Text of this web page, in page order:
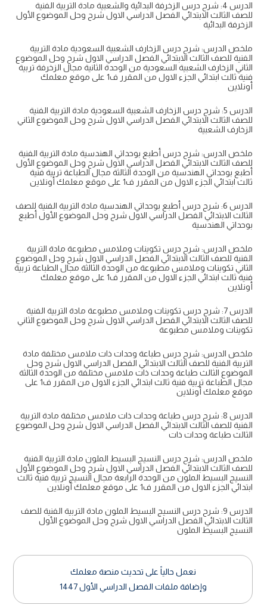
الدرس 4: شرح درس الزخرفة البدائية والشعبية مادة التربية الفنية
للصف الثالث الابتدائي الفصل الدراسي الاول شرح وحل الموضوع الأول
الزخرفة البدائية
ملخص الدرس: شرح درس الزخارف الشعبية السعودية مادة التربية
الفنية للصف الثالث الابتدائي الفصل الدراسي الاول شرح وحل الموضوع
الثاني الزخارف الشعبية السعودية من الوحدة الثانية مجال الزخرفة تربية
فنية ثالث ابتدائي الجزء الاول من المقرر ف1 على موقع معلمك
أونلاين
الدرس 5: شرح درس الزخارف الشعبية السعودية مادة التربية الفنية
للصف الثالث الابتدائي الفصل الدراسي الاول شرح وحل الموضوع الثاني
الزخارف الشعبية
ملخص الدرس: شرح درس أطبع بوحداتي الهندسية مادة التربية الفنية
للصف الثالث الابتدائي الفصل الدراسي الاول شرح وحل الموضوع الأول
أطبع بوحداتي الهندسية من الوحدة الثالثة مجال الطباعة تربية فنية
ثالث ابتدائي الجزء الاول من المقرر ف1 على موقع معلمك أونلاين
الدرس 6: شرح درس أطبع بوحداتي الهندسية مادة التربية الفنية للصف
الثالث الابتدائي الفصل الدراسي الاول شرح وحل الموضوع الأول أطبع
بوحداتي الهندسية
ملخص الدرس: شرح درس تكوينات وملامس مطبوعة مادة التربية
الفنية للصف الثالث الابتدائي الفصل الدراسي الاول شرح وحل الموضوع
الثاني تكوينات وملامس مطبوعة من الوحدة الثالثة مجال الطباعة تربية
فنية ثالث ابتدائي الجزء الاول من المقرر ف1 على موقع معلمك
أونلاين
الدرس 7: شرح درس تكوينات وملامس مطبوعة مادة التربية الفنية
للصف الثالث الابتدائي الفصل الدراسي الاول شرح وحل الموضوع الثاني
تكوينات وملامس مطبوعة
ملخص الدرس: شرح درس طباعة وحدات ذات ملامس مختلفة مادة
التربية الفنية للصف الثالث الابتدائي الفصل الدراسي الاول شرح وحل
الموضوع الثالث طباعة وحدات ذات ملامس مختلفة من الوحدة الثالثة
مجال الطباعة تربية فنية ثالث ابتدائي الجزء الاول من المقرر ف1 على
موقع معلمك أونلاين
الدرس 8: شرح درس طباعة وحدات ذات ملامس مختلفة مادة التربية
الفنية للصف الثالث الابتدائي الفصل الدراسي الاول شرح وحل الموضوع
الثالث طباعة وحدات ذات
ملخص الدرس: شرح درس النسيج البسيط الملون مادة التربية الفنية
للصف الثالث الابتدائي الفصل الدراسي الاول شرح وحل الموضوع الأول
النسيج البسيط الملون من الوحدة الرابعة مجال النسيج تربية فنية ثالث
ابتدائي الجزء الاول من المقرر ف1 على موقع معلمك أونلاين
الدرس 9: شرح درس النسيج البسيط الملون مادة التربية الفنية للصف
الثالث الابتدائي الفصل الدراسي الاول شرح وحل الموضوع الأول
النسيج البسيط الملون
نعمل حالياً على تحديث منصة معلمك
وإضافة ملفات الفصل الدراسي الأول 1447